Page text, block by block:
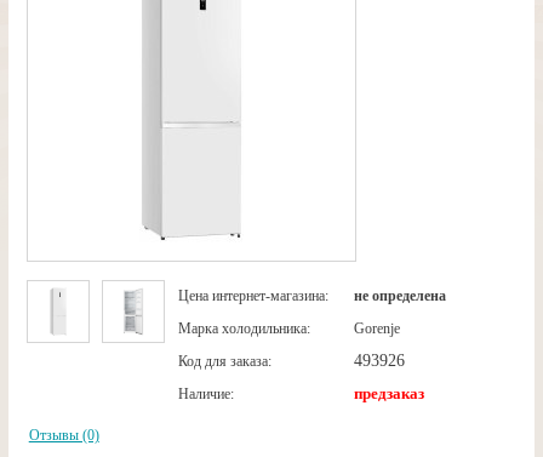
Цена интернет-магазина:
не определена
Марка холодильника:
Gorenje
Код для заказа:
493926
Наличие: предзаказ
Отзывы (0)